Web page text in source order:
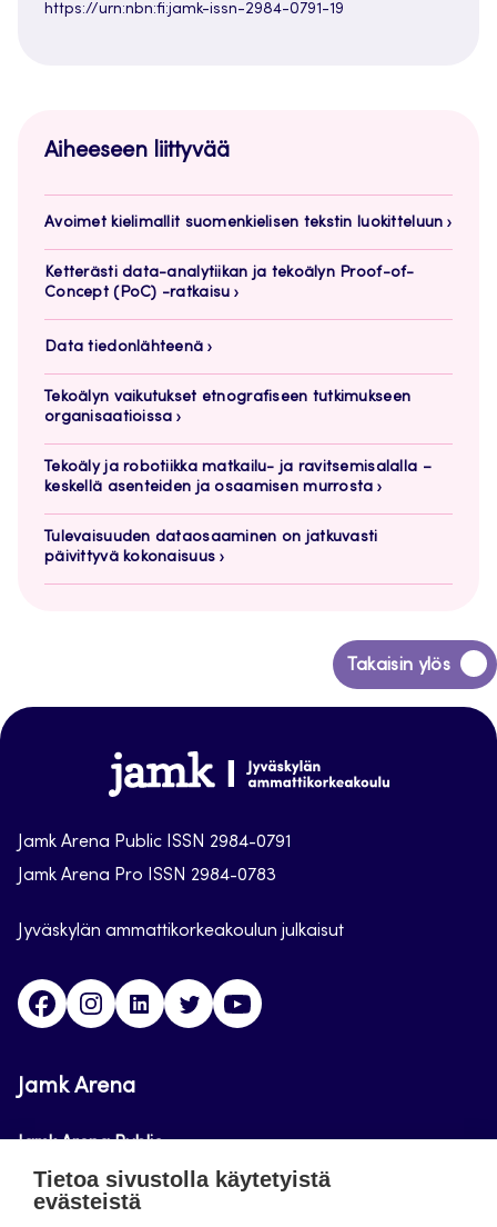
https://urn:nbn:fi:jamk-issn-2984-0791-19
Aiheeseen liittyvää
Avoimet kielimallit suomenkielisen tekstin luokitteluun
Ketterästi data-analytiikan ja tekoälyn Proof-of-
Concept (PoC) -ratkaisu
Data tiedonlähteenä
Tekoälyn vaikutukset etnografiseen tutkimukseen
organisaatioissa
Tekoäly ja robotiikka matkailu- ja ravitsemisalalla –
keskellä asenteiden ja osaamisen murrosta
Tulevaisuuden dataosaaminen on jatkuvasti
päivittyvä kokonaisuus
Takaisin ylös
Siirry
takaisin
Jamk
Arena
Jamk Arena Public ISSN 2984-0791
Jamk Arena Pro ISSN 2984-0783
Jyväskylän ammattikorkeakoulun julkaisut
FacebookInstagramLinkedinTwitter
Jamk Arena
Jamk Arena Public
Jamk Arena Pro
Tietoa sivustolla käytetyistä
evästeistä